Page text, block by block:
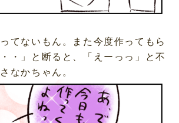
てないもん。また今度作ってもら
・」と断ると、「えーっっ」と不
なかちゃん。